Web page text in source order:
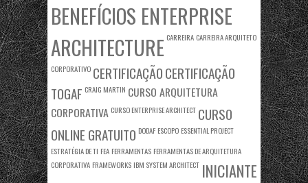
BENEFÍCIOS ENTERPRISE
ARCHITECTURE CARREIRA CARREIRA ARQUITETO
CORPORATIVO CERTIFICAÇÃOCERTIFICAÇÃO
TOGAF CRAIG MARTIN CURSO ARQUITETURA
CORPORATIVA CURSO ENTERPRISE ARCHITECT CURSO
ONLINE GRATUITO DODAF ESCOPO ESSENTIAL PROJECT
ESTRATÉGIA DE TI FEA FERRAMENTAS FERRAMENTAS DE ARQUITETURA
CORPORATIVA FRAMEWORKS IBM SYSTEM ARCHITECT INICIANTE